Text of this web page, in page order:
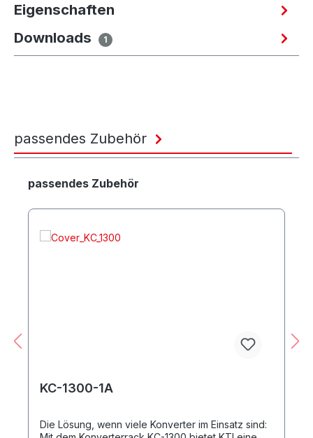
Eigenschaften
Downloads
1
passendes Zubehör
Produktgalerie überspringen
passendes Zubehör
KC-1300-1A
Die Lösung, wenn viele Konverter im Einsatz sind: